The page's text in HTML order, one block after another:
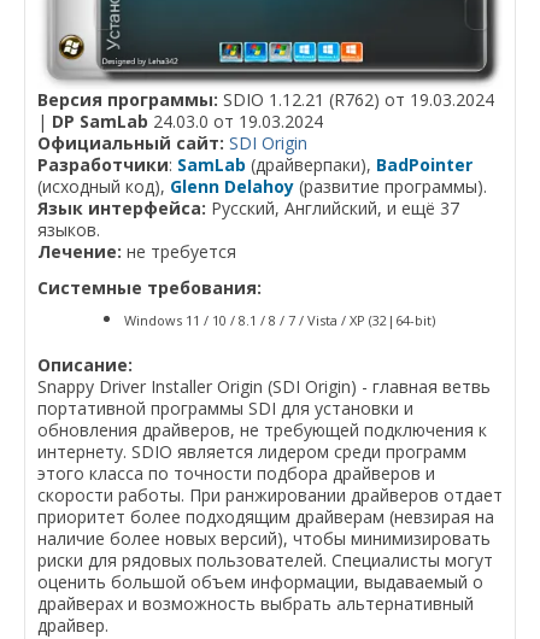
Версия программы: SDIO 1.12.21 (R762) от 19.03.2024
| DP SamLab 24.03.0 от 19.03.2024
Официальный сайт: SDI Origin
Разработчики: SamLab (драйверпаки), BadPointer
(исходный код), Glenn Delahoy (развитие программы).
Язык интерфейса: Русский, Английский, и ещё 37
языков.
Лечение: не требуется
Системные требования:
Windows 11 / 10 / 8.1 / 8 / 7 / Vista / XP (32|64-bit)
Описание:
Snappy Driver Installer Origin (SDI Origin) - главная ветвь
портативной программы SDI для установки и
обновления драйверов, не требующей подключения к
интернету. SDIO является лидером среди программ
этого класса по точности подбора драйверов и
скорости работы. При ранжировании драйверов отдает
приоритет более подходящим драйверам (невзирая на
наличие более новых версий), чтобы минимизировать
риски для рядовых пользователей. Специалисты могут
оценить большой объем информации, выдаваемый о
драйверах и возможность выбрать альтернативный
драйвер.